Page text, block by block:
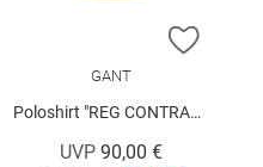
HINZUFÜGEN
ZUR
GANT
Poloshirt "REG CONTRAST"
UVP 90,00 €